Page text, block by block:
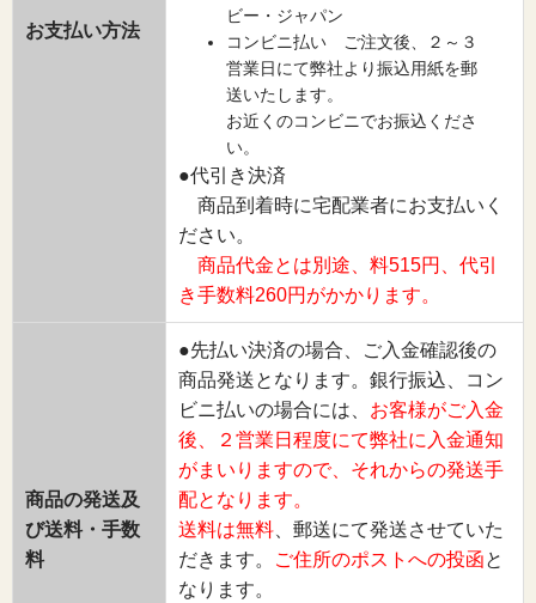
お支払い方法
ビー・ジャパン
コンビニ払い ご注文後、２～３
営業日にて弊社より振込用紙を郵
送いたします。
お近くのコンビニでお振込くださ
い。
●代引き決済
商品到着時に宅配業者にお支払いく
ださい。
商品代金とは別途、料515円、代引
き手数料260円がかかります。
商品の発送及
び送料・手数
料
●先払い決済の場合、ご入金確認後の
商品発送となります。銀行振込、コン
ビニ払いの場合には、 お客様がご入金
後、２営業日程度にて弊社に入金通知
がまいりますので、それからの発送手
配となります。
送料は無料 、郵送にて発送させていた
だきます。
ご住所のポストへの投函と
なります。